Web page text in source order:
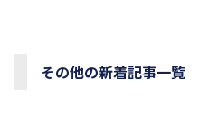
その他の新着記事一覧